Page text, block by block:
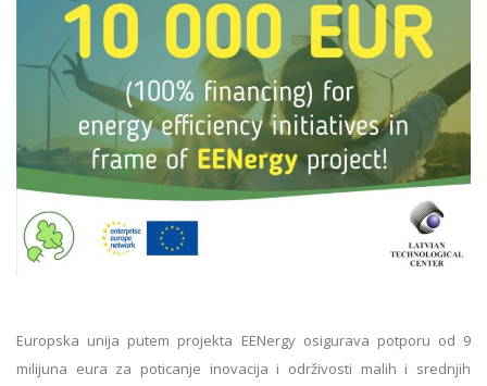
Europska unija putem projekta EENergy osigurava potporu od 9
milijuna eura za poticanje inovacija i održivosti malih i srednjih